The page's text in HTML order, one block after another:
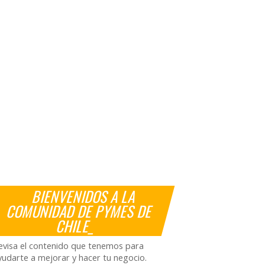
BIENVENIDOS A LA
COMUNIDAD DE PYMES DE
CHILE_
el contenido que tenemos para
a mejorar y hacer tu negocio.